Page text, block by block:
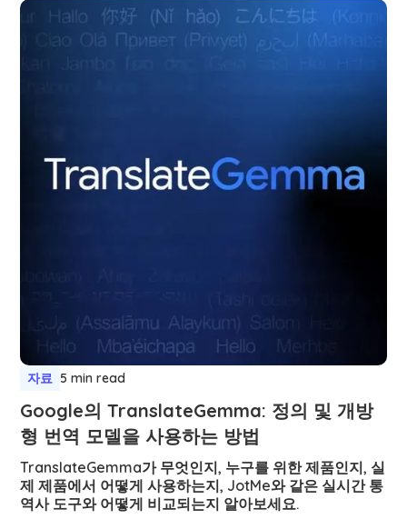
자료 5 min read
Google의 TranslateGemma: 정의 및 개방
형 번역 모델을 사용하는 방법
TranslateGemma가 무엇인지, 누구를 위한 제품인지, 실
제 제품에서 어떻게 사용하는지, JotMe와 같은 실시간 통
역사 도구와 어떻게 비교되는지 알아보세요.